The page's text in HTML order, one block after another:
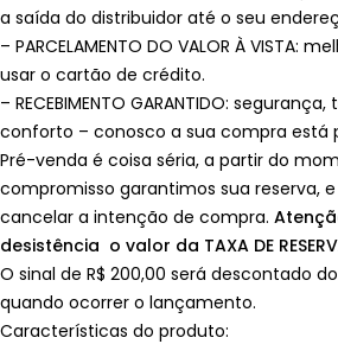
a saída do distribuidor até o seu
– PARCELAMENTO DO VALOR À VISTA:
usar o cartão de crédito.
– RECEBIMENTO GARANTIDO:
conforto – conosco a sua compra está
Pré-venda é coisa séria, a partir do
compromisso garantimos sua reserva,
cancelar a intenção de compra.
desistência o valor da TAXA DE
O sinal de R$ 200,00 será descontado
quando ocorrer o lançamento.
Características do produto: